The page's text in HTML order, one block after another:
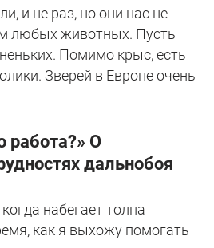
и не раз, но они нас не
любых животных. Пусть
Помимо крыс, есть
Зверей в Европе очень
работа?» О
дальнобоя
набегает толпа
как я выхожу помогать